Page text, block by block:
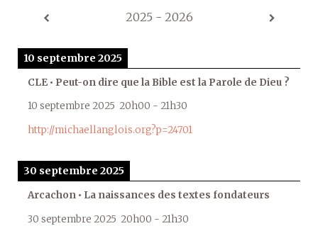
2025 - 2026
10 septembre 2025
CLE • Peut-on dire que la Bible est la Parole de Dieu ?
10 septembre 2025 20h00 - 21h30
http://michaellanglois.org?p=24701
30 septembre 2025
Arcachon • La naissances des textes fondateurs
30 septembre 2025 20h00 - 21h30